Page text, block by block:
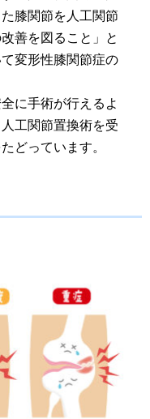
膝関節を人工関節
善を図ること」と
変形性膝関節症の
に手術が行えるよ
工関節置換術を受
どっています。